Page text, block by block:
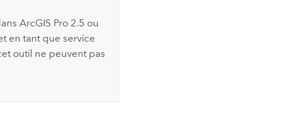
ArcGIS Pro 2.5 ou
en tant que service
outil ne peuvent pas